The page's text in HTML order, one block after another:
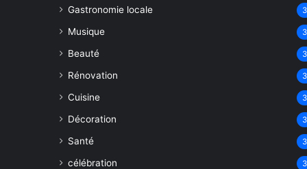
Gastronomie locale 3
Musique 3
Beauté 3
Rénovation 3
Cuisine 3
Décoration 3
Santé 3
célébration 3